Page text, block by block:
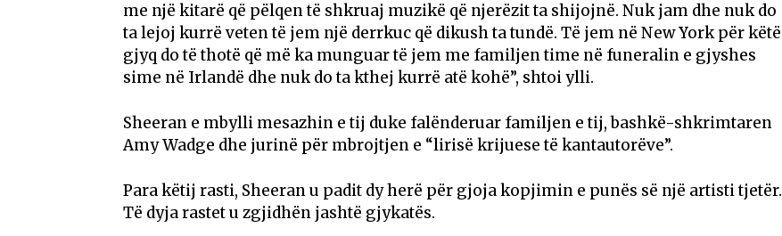
me një kitarë që pëlqen të shkruaj muzikë që njerëzit ta shijojnë. Nuk jam dhe nuk do
ta lejoj kurrë veten të jem një derrkuc që dikush ta tundë. Të jem në New York për këtë
gjyq do të thotë që më ka munguar të jem me familjen time në funeralin e gjyshes
sime në Irlandë dhe nuk do ta kthej kurrë atë kohë”, shtoi ylli.
Sheeran e mbylli mesazhin e tij duke falënderuar familjen e tij, bashkë-shkrimtaren
Amy Wadge dhe jurinë për mbrojtjen e “lirisë krijuese të kantautorëve”.
Para këtij rasti, Sheeran u padit dy herë për gjoja kopjimin e punës së një artisti tjetër.
Të dyja rastet u zgjidhën jashtë gjykatës.